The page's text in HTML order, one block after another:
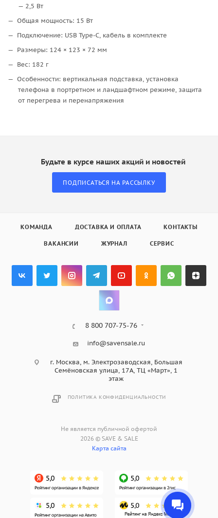
— 2,5 Вт
Общая мощность: 15 Вт
Подключение: USB Type-C, кабель в комплекте
Размеры: 124 × 123 × 72 мм
Вес: 182 г
Особенности: вертикальная подставка, установка
телефона в портретном и ландшафтном режиме, защита
от перегрева и перенапряжения
Будьте в курсе наших акций и новостей
ПОДПИСАТЬСЯ НА РАССЫЛКУ
КОМАНДА ДОСТАВКА И ОПЛАТА КОНТАКТЫ
ВАКАНСИИ ЖУРНАЛ СЕРВИС
8 800 707-75-76
info@savensale.ru
г. Москва, м. Электрозаводская, Большая
Семёновская улица, 17А, ТЦ «Март», 1
этаж
ПОЛИТИКА КОНФИДЕНЦИАЛЬНОСТИ
Не является публичной офертой
2026 © SAVE & SALE
Карта сайта